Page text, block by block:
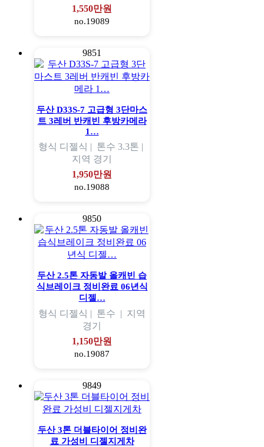
1,550만원
no.19089
9851
두산 D33S-7 고급형 3단마스
트 3레버 반캐빈 후방카메라
1…
형식 디젤식 | 톤수 3.3톤 |
지역 경기
1,950만원
no.19088
9850
두산 2.5톤 자동발 올캐빈 습
식브레이크 정비완료 06년식
디젤…
형식 디젤식 | 톤수 | 지역
경기
1,150만원
no.19087
9849
두산 3톤 더블타이어 정비완
료 가성비 디젤지게차